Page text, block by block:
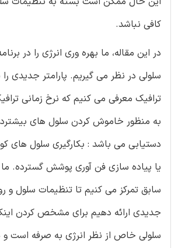
کافی نباشد.
در این مقاله، ما بهره وری انرژی را در
سلولی در نظر می گیریم. پارامتر جدیدی
به منظور خاموش کردن سلول های
دستیابی می باشد : بکارگیری سلول های
یا پیاده سازی فن آوری پوشش گسترده.
سابق تمرکز می کنیم تا تنظیمات سلول و
جدیدی ارائه دهیم برای مشخص کردن اینکه
سلولی خاص از نظر انرژی به صرفه است و